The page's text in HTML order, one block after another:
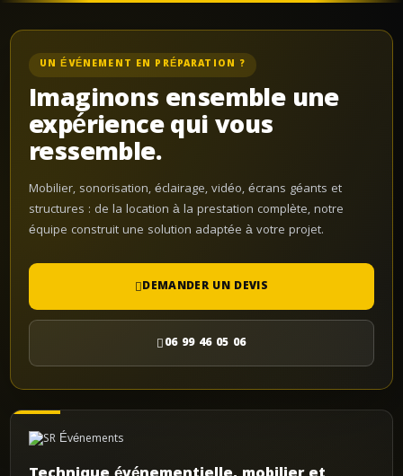
UN ÉVÉNEMENT EN PRÉPARATION ?
Imaginons ensemble une
expérience qui vous
ressemble.
Mobilier, sonorisation, éclairage, vidéo, écrans géants et
structures : de la location à la prestation complète, notre
équipe construit une solution adaptée à votre projet.
DEMANDER UN DEVIS
06 99 46 05 06